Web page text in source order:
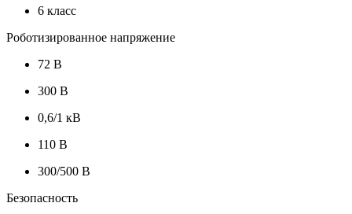
6 класс
Роботизированное напряжение
72 В
300 В
0,6/1 кВ
110 В
300/500 В
Безопасность